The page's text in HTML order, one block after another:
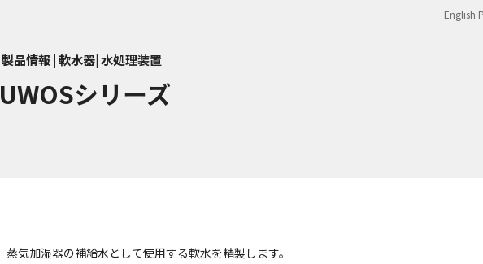
English
製品情報 | 軟水器| 水処理装置
UWOSシリーズ
蒸気加湿器の補給水として使用する軟水を精製します。